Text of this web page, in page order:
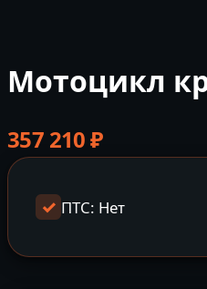
Мотоцикл
357 210₽
ПТС: Нет